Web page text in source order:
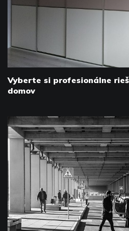
Vyberte si profesionálne
domov